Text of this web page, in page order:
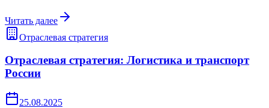
Читать далее
Отраслевая стратегия
Отраслевая стратегия: Логистика и транспорт
России
25.08.2025